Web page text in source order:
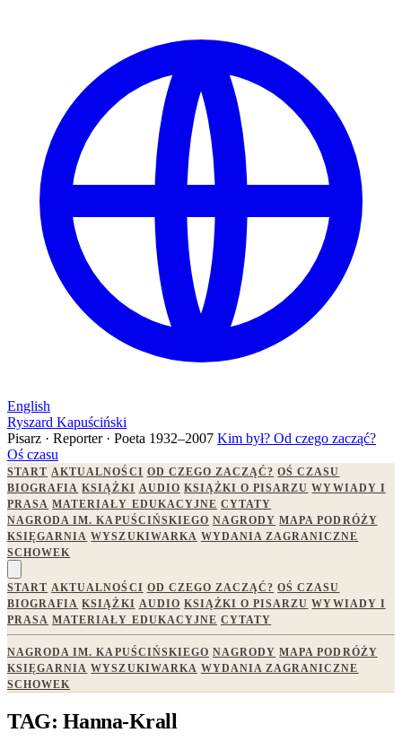
English
Ryszard Kapuściński
Pisarz · Reporter · Poeta 1932–2007 Kim był? Od czego zacząć?
Oś czasu
START AKTUALNOŚCI OD CZEGO ZACZĄĆ? OŚ CZASU
BIOGRAFIA KSIĄŻKI AUDIO KSIĄŻKI O PISARZU WYWIADY I
PRASA MATERIAŁY EDUKACYJNE CYTATY
NAGRODA IM. KAPUŚCIŃSKIEGO NAGRODY MAPA PODRÓŻY
KSIĘGARNIA WYSZUKIWARKA WYDANIA ZAGRANICZNE
SCHOWEK
START AKTUALNOŚCI OD CZEGO ZACZĄĆ? OŚ CZASU
BIOGRAFIA KSIĄŻKI AUDIO KSIĄŻKI O PISARZU WYWIADY I
PRASA MATERIAŁY EDUKACYJNE CYTATY
NAGRODA IM. KAPUŚCIŃSKIEGO NAGRODY MAPA PODRÓŻY
KSIĘGARNIA WYSZUKIWARKA WYDANIA ZAGRANICZNE
SCHOWEK
TAG: Hanna-Krall